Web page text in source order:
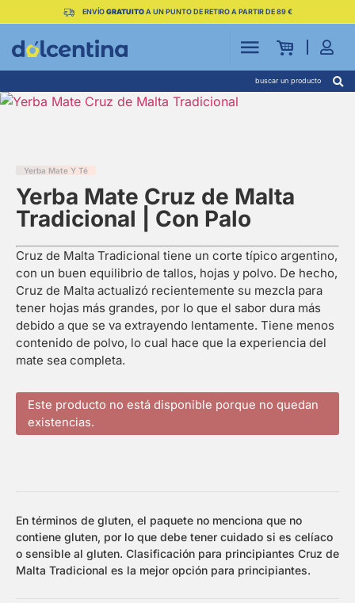
ENVÍOGRATUITOA UN PUNTO DE RETIRO A PARTIR DE 89 €
buscar un producto
Yerba Mate Y Té
Yerba Mate Cruz de Malta
Tradicional | Con Palo
Cruz de Malta Tradicional tiene un corte típico argentino,
con un buen equilibrio de tallos, hojas y polvo. De hecho,
Cruz de Malta actualizó recientemente su mezcla para
tener hojas más grandes, por lo que el sabor dura más
debido a que se va extrayendo lentamente. Tiene menos
contenido de polvo, lo cual hace que la experiencia del
mate sea completa.
Este producto no está disponible porque no quedan
existencias.
En términos de gluten, el paquete no menciona que no
contiene gluten, por lo que debe tener cuidado si es celíaco
o sensible al gluten. Clasificación para principiantes Cruz de
Malta Tradicional es la mejor opción para principiantes.